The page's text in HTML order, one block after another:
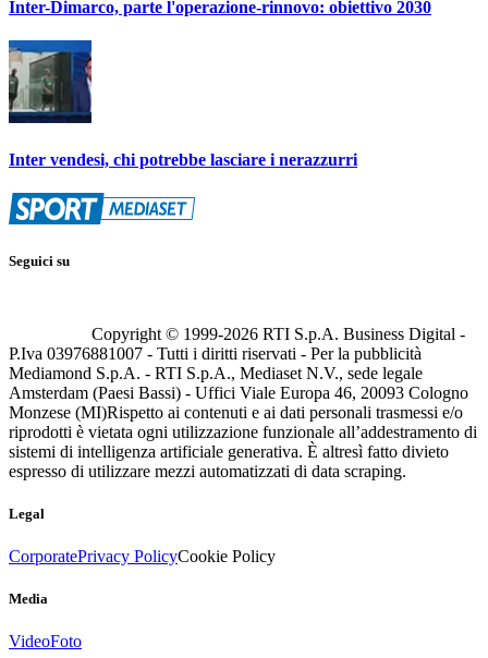
Inter-Dimarco, parte l'operazione-rinnovo: obiettivo 2030
Inter vendesi, chi potrebbe lasciare i nerazzurri
Seguici su
Copyright © 1999-2026 RTI S.p.A. Business Digital -
P.Iva 03976881007 - Tutti i diritti riservati - Per la pubblicità
Mediamond S.p.A. - RTI S.p.A., Mediaset N.V., sede legale
Amsterdam (Paesi Bassi) - Uffici Viale Europa 46, 20093 Cologno
Monzese (MI)Rispetto ai contenuti e ai dati personali trasmessi e/o
riprodotti è vietata ogni utilizzazione funzionale all’addestramento di
sistemi di intelligenza artificiale generativa. È altresì fatto divieto
espresso di utilizzare mezzi automatizzati di data scraping.
Legal
CorporatePrivacy PolicyCookie Policy
Media
VideoFoto